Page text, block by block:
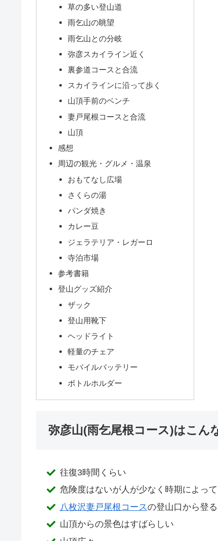
草の多い登山道
雨乞山の眺望
雨乞山との分岐
弥彦スカイライン近く
裏参道コースと合流
スカイラインに沿って歩く
山頂手前のベンチ
妻戸尾根コースと合流
山頂
感想
周辺の観光・グルメ・温泉
おもてなし広場
さくらの湯
パンダ焼き
カレー豆
ジェラテリア・レガーロ
寺泊市場
参考書籍
登山グッズ紹介
ザック
登山用靴下
ヘッドライト
軽量のチェア
モバイルバッテリー
ボトルホルダー
弥彦山(雨乞尾根コース)はこん
往復3時間くらい
危険度はないが人が少なく時期によっ
八枚沢妻戸尾根コースの登山口から登る
山頂からの景色はすばらしい